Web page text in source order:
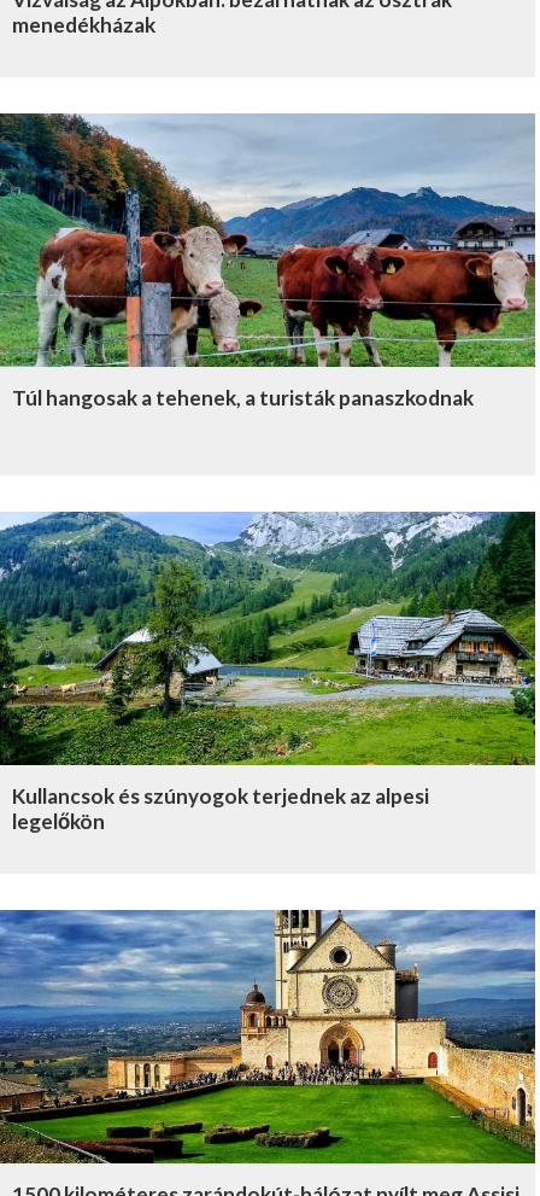
menedékházak
Túl hangosak a tehenek, a turisták panaszkodnak
Kullancsok és szúnyogok terjednek az alpesi
legelőkön